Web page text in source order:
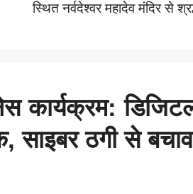
स्थित नर्वदेश्वर महादेव मंदिर से
कार्यक्रम:
साइबर ठगी से